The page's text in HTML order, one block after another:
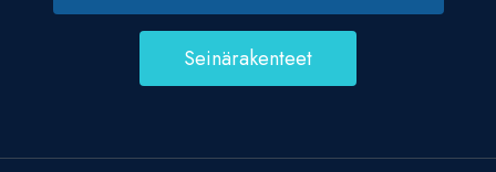
Seinärakenteet